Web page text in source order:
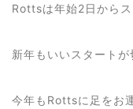
Rottsは年始2日から
新年もいいスタート
今年もRottsに足をお